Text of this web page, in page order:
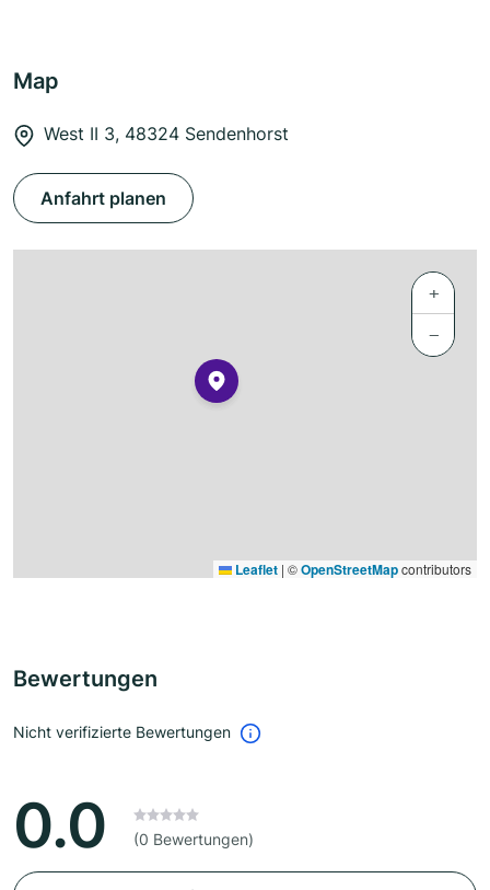
Map
West II 3, 48324 Sendenhorst
Anfahrt planen
+
−
Leaflet | ©OpenStreetMapcontributors
Bewertungen
Nicht verifizierte Bewertungen
0.0 (0 Bewertungen)